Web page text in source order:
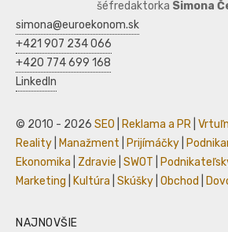
šéfredaktorka Simona
simona@euroekonom.sk
+421 907 234 066
+420 774 699 168
LinkedIn
© 2010 - 2026 SEO Reklama a PR
Reality
Manažment Prijímáčky
Ekonomika
Zdravie SWOT
Marketing
Kultúra Skúšky Obchod
NAJNOVŠIE